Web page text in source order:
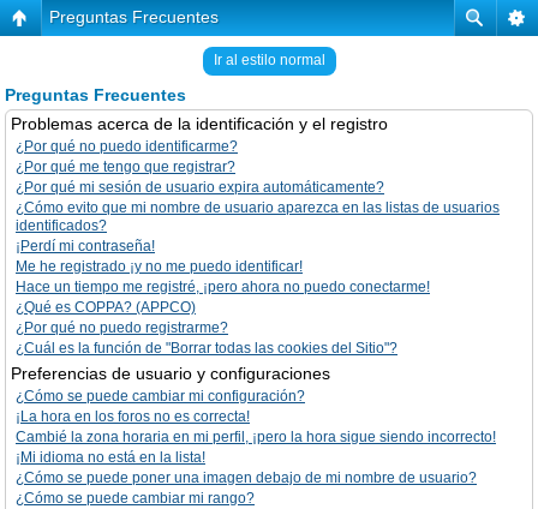
Preguntas Frecuentes
Ir al estilo normal
Preguntas Frecuentes
Problemas acerca de la identificación y el registro
¿Por qué no puedo identificarme?
¿Por qué me tengo que registrar?
¿Por qué mi sesión de usuario expira automáticamente?
¿Cómo evito que mi nombre de usuario aparezca en las listas de usuarios
identificados?
¡Perdí mi contraseña!
Me he registrado ¡y no me puedo identificar!
Hace un tiempo me registré, ¡pero ahora no puedo conectarme!
¿Qué es COPPA? (APPCO)
¿Por qué no puedo registrarme?
¿Cuál es la función de "Borrar todas las cookies del Sitio"?
Preferencias de usuario y configuraciones
¿Cómo se puede cambiar mi configuración?
¡La hora en los foros no es correcta!
Cambié la zona horaria en mi perfil, ¡pero la hora sigue siendo incorrecto!
¡Mi idioma no está en la lista!
¿Cómo se puede poner una imagen debajo de mi nombre de usuario?
¿Cómo se puede cambiar mi rango?